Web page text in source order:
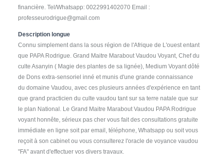
financière. Tel/Whatsapp: 0022991402070 Email :
professeurodrigue@gmail.com
Description longue
Connu simplement dans la sous région de l'Afrique de L'ouest entant
que PAPA Rodrigue. Grand Maitre Marabout Vaudou Voyant, Chef du
culte Asanyin ( Magie des plantes de sa lignée), Medium Voyant dôté
de Dons extra-sensoriel inné et munis d'une grande connaissance
du domaine Vaudou, avec ces plusieurs années d'expérience en tant
que grand practicien du culte vaudou tant sur sa terre natale que sur
le plan National. Le Grand Maitre Marabout Vaudou PAPA Rodrigue
voyant honnête, sérieux pas cher vous fait des consultations gratuite
immédiate en ligne soit par email, téléphone, Whatsapp ou soit vous
reçoit à son cabinet ou vous consulterez l'oracle de voyance vaudou
"FA" avant d'effectuer vos divers travaux.